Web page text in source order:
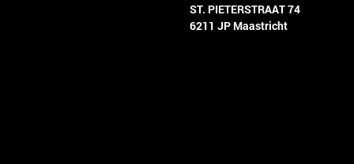
ST. PIETERSTRAAT 74
6211 JP Maastricht